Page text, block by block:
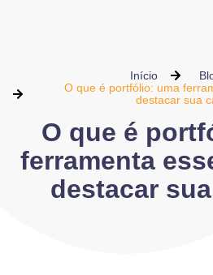
Início
O que é portfólio: uma
destacar sua
O que é
ferramenta
destacar